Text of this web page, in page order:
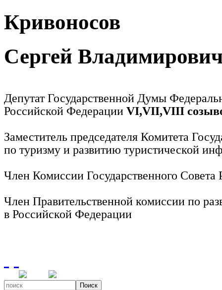
Кривоносов
Сергей
Депутат Государственной Думы
Российской Федерации VI,VII,VIII
Заместитель председателя Комитета
по туризму и развитию туристической
Член Комиссии Государственного
Член Правительственной комиссии по
в Российской Федерации
Поиск